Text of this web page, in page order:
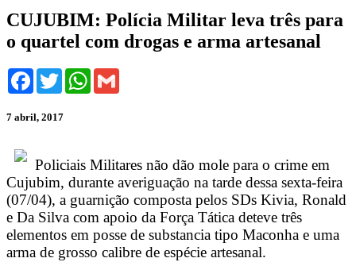
CUJUBIM: Polícia Militar leva três para
o quartel com drogas e arma artesanal
Facebook
TwitterWhatsApp
7 abril, 2017
Policiais Militares não dão mole para o crime em
Cujubim, durante averiguação na tarde dessa sexta-feira
(07/04), a guarnição composta pelos SDs Kivia, Ronald
e Da Silva com apoio da Força Tática deteve três
elementos em posse de substancia tipo Maconha e uma
arma de grosso calibre de espécie artesanal.